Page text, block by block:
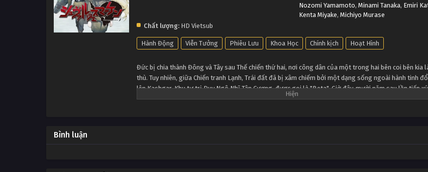
Nozomi Yamamoto, Minami Tanaka, Emiri
Kenta Miyake, Michiyo Murase
Chất lượng: HD Vietsub
Hành Động Viễn Tưởng Phiêu Lưu Khoa Học Chính kịch Hoạt Hình
Đức bị chia thành Đông và Tây sau Thế chiến thứ hai, nơi công dân của một trong hai bên coi bên kia
thù. Tuy nhiên, giữa Chiến tranh Lạnh, Trái đất đã bị xâm chiếm bởi một dạng sống ngoài hành tinh
lên Kashgar, Khu tự trị Duy Ngô Nhĩ Tân Cương, được gọi là "Beta". Giờ đây, mười năm sau lần tiếp
tiên, Đông Đức, tên chính thức là Cộng hòa Dân chủ Đức, đã trở thành tiền tuyến.
Bình luận